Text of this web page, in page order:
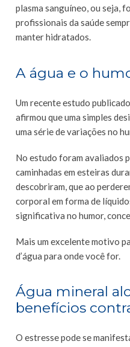
plasma sanguíneo, ou seja,
profissionais da saúde
manter hidratados.
A água e o
Um recente estudo
afirmou que uma simples
uma série de variações no
No estudo foram avaliados
caminhadas em esteiras
descobriram, que ao
corporal em forma de
significativa no humor,
Mais um excelente motivo
d’água para onde você for.
Água mineral
benefícios
O estresse pode se